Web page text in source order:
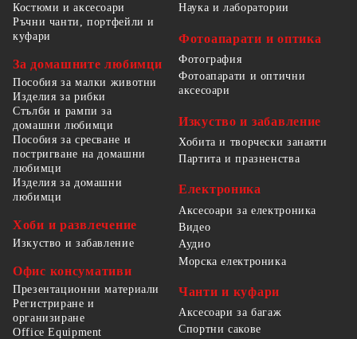
Костюми и аксесоари
Ръчни чанти, портфейли и
куфари
За домашните любимци
Пособия за малки животни
Изделия за рибки
Стълби и рампи за
домашни любимци
Пособия за сресване и
постригване на домашни
любимци
Изделия за домашни
любимци
Хоби и развлечение
Изкуство и забавление
Офис консумативи
Презентационни материали
Регистриране и
организиране
Office Equipment
Наука и лаборатории
Фотоапарати и оптика
Фотография
Фотоапарати и оптични
аксесоари
Изкуство и забавление
Хобита и творчески занаяти
Партита и празненства
Електроника
Аксесоари за електроника
Видео
Аудио
Морска електроника
Чанти и куфари
Аксесоари за багаж
Спортни сакове